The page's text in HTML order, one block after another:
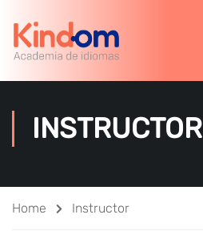
INSTRUCTOR
Home Instructor